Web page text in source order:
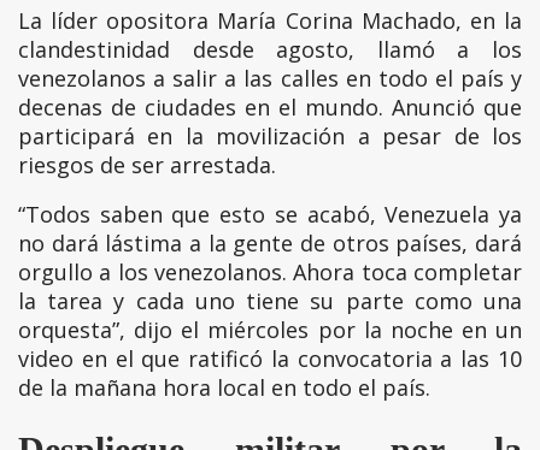
La líder opositora María Corina Machado, en la
clandestinidad desde agosto, llamó a los
venezolanos a salir a las calles en todo el país y
decenas de ciudades en el mundo. Anunció que
participará en la movilización a pesar de los
riesgos de ser arrestada.
“Todos saben que esto se acabó, Venezuela ya
no dará lástima a la gente de otros países, dará
orgullo a los venezolanos. Ahora toca completar
la tarea y cada uno tiene su parte como una
orquesta”, dijo el miércoles por la noche en un
video en el que ratificó la convocatoria a las 10
de la mañana hora local en todo el país.